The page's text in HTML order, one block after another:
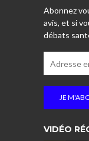
Abonnez
avis, et si
débats
VIDÉO